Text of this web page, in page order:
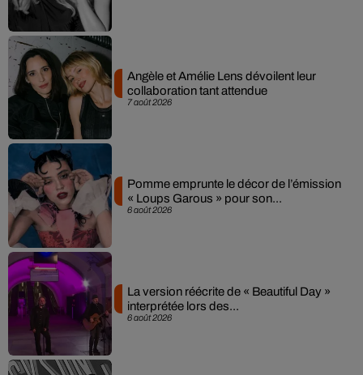
7 août 2026
Angèle et Amélie Lens dévoilent leur
collaboration tant attendue
6 août 2026
Pomme emprunte le décor de l’émission
« Loups Garous » pour son...
6 août 2026
La version réécrite de « Beautiful Day »
interprétée lors des...